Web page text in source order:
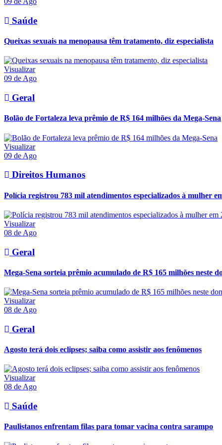
Saúde
Queixas sexuais na menopausa têm tratamento, diz especialista
Visualizar
09 de Ago
Geral
Bolão de Fortaleza leva prêmio de R$ 164 milhões da Mega-Sena
Visualizar
09 de Ago
Direitos Humanos
Polícia registrou 783 mil atendimentos especializados à mulher
Visualizar
08 de Ago
Geral
Mega-Sena sorteia prêmio acumulado de R$ 165 milhões neste
Visualizar
08 de Ago
Geral
Agosto terá dois eclipses; saiba como assistir aos fenômenos
Visualizar
08 de Ago
Saúde
Paulistanos enfrentam filas para tomar vacina contra sarampo